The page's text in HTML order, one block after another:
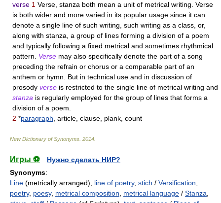
verse 1 Verse, stanza both mean a unit of metrical writing. Verse
is both wider and more varied in its popular usage since it can
denote a single line of such writing, such writing as a class, or,
along with stanza, a group of lines forming a division of a poem
and typically following a fixed metrical and sometimes rhythmical
pattern. Verse may also specifically denote the part of a song
preceding the refrain or chorus or a comparable part of an
anthem or hymn. But in technical use and in discussion of
prosody verse is restricted to the single line of metrical writing and
stanza is regularly employed for the group of lines that forms a
division of a poem.
2 *paragraph , article, clause, plank, count
New Dictionary of Synonyms 2014
Игры ⚽
Нужно сделать НИР?
Synonyms:
Line (metrically arranged), line of poetry, stich / Versification
poetry, poesy, metrical composition metrical language / Stanza